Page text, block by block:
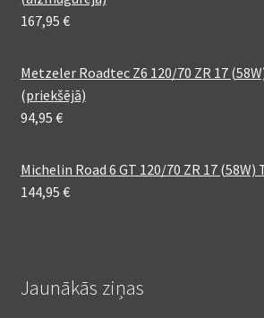
167,95 €
Metzeler Roadtec Z6 120/70 ZR 17
(priekšējā)
94,95 €
Michelin Road 6 GT 120/70 ZR 17 (58W)
144,95 €
Jaunākās ziņas